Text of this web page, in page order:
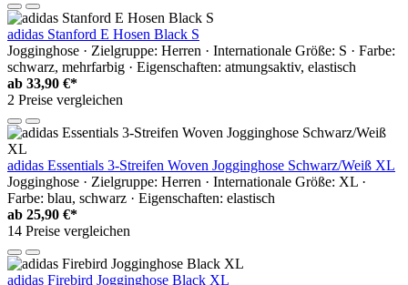
adidas Stanford E Hosen Black S
Jogginghose · Zielgruppe: Herren · Internationale Größe: S · Farbe:
schwarz, mehrfarbig · Eigenschaften: atmungsaktiv, elastisch
ab 33,90 €*
2 Preise vergleichen
adidas Essentials 3-Streifen Woven Jogginghose Schwarz/Weiß XL
Jogginghose · Zielgruppe: Herren · Internationale Größe: XL ·
Farbe: blau, schwarz · Eigenschaften: elastisch
ab 25,90 €*
14 Preise vergleichen
adidas Firebird Jogginghose Black XL